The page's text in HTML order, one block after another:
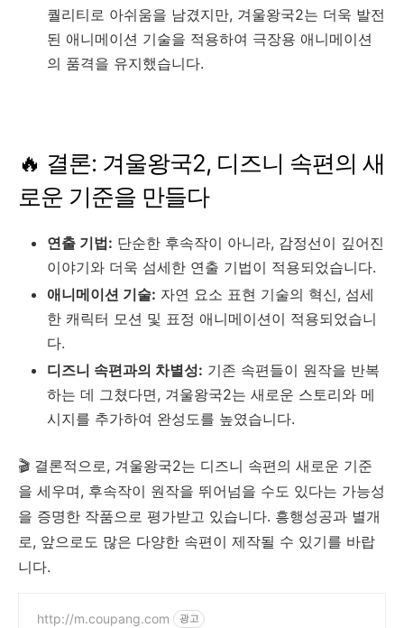
퀄리티로 아쉬움을 남겼지만, 겨울왕국2는 더욱 발전
된 애니메이션 기술을 적용하여 극장용 애니메이션
의 품격을 유지했습니다.
🔥 결론: 겨울왕국2, 디즈니 속편의 새
로운 기준을 만들다
연출 기법: 단순한 후속작이 아니라, 감정선이 깊어진
이야기와 더욱 섬세한 연출 기법이 적용되었습니다.
애니메이션 기술: 자연 요소 표현 기술의 혁신, 섬세
한 캐릭터 모션 및 표정 애니메이션이 적용되었습니
다.
디즈니 속편과의 차별성: 기존 속편들이 원작을 반복
하는 데 그쳤다면, 겨울왕국2는 새로운 스토리와 메
시지를 추가하여 완성도를 높였습니다.
🎬 결론적으로, 겨울왕국2는 디즈니 속편의 새로운 기준
을 세우며, 후속작이 원작을 뛰어넘을 수도 있다는 가능성
을 증명한 작품으로 평가받고 있습니다. 흥행성공과 별개
로, 앞으로도 많은 다양한 속편이 제작될 수 있기를 바랍
니다.
http://m.coupang.com 광고